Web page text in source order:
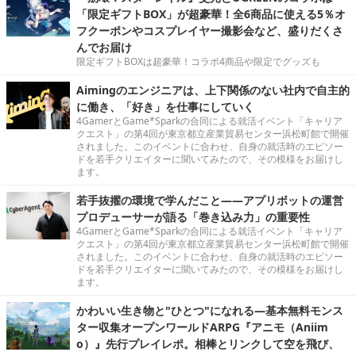
「限定ギフトBOX」が超豪華！全6商品に使える5％オ
フクーポンやコスプレイヤー撮影会など、盛りだくさ
んでお届け
限定ギフトBOXは超豪華！コラボ4商品や限定でグッズも
Aimingのエンジニアは、上下関係のない社内で自主的
に働き、「好き」を仕事にしていく
4GamerとGame*Sparkの合同による就活イベント「キャリア
クエスト」の第4回が東京都立産業貿易センター浜松町館で開催
されました。このイベントに合わせ、自身の就活時のエピソー
ドを若手クリエイターに聞いてみたので、その模様をお届けし
ます。
若手抜擢の環境で学んだこと――アプリボットの運営
プロデューサーが語る「巻き込み力」の重要性
4GamerとGame*Sparkの合同による就活イベント「キャリア
クエスト」の第4回が東京都立産業貿易センター浜松町館で開催
されました。このイベントに合わせ、自身の就活時のエピソー
ドを若手クリエイターに聞いてみたので、その模様をお届けし
ます。
かわいい生き物と"ひとつ"になれる―基本無料モンス
ター収集オープンワールドARPG『アニモ（Aniim
o）』先行プレイレポ。相棒とリンクして空を飛び、